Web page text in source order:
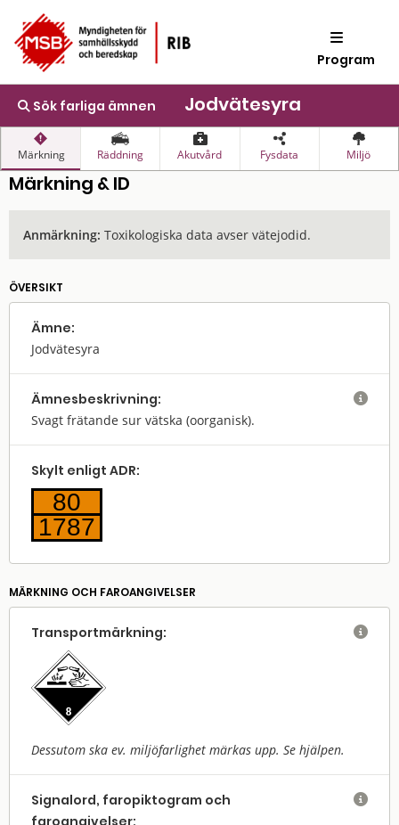
Program
Sök farliga ämnen Jodvätesyra
Märkning Räddning Akutvård Fysdata Miljö
Märkning & ID
Anmärkning: Toxikologiska data avser vätejodid.
ÖVERSIKT
Ämne:
Jodvätesyra
Ämnes­beskrivning:
Svagt frätande sur vätska (oorganisk).

Skylt enligt ADR:
80
1787
MÄRKNING OCH FAROANGIVELSER
Transport­märkning:
Dessutom ska ev. miljöfarlighet märkas upp. Se hjälpen.

Signalord, faropiktogram och
faroangivelser:
